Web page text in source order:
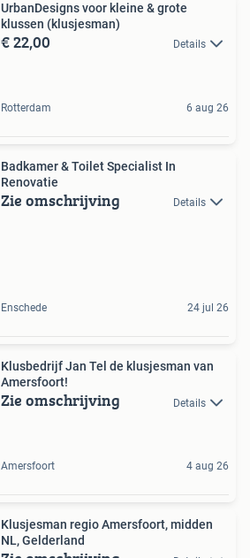
UrbanDesigns voor kleine & grote
klussen (klusjesman)
€ 22,00 Details
Rotterdam 6 aug 26
Badkamer & Toilet Specialist In
Renovatie
Zie omschrijving Details
Enschede 24 jul 26
Klusbedrijf Jan Tel de klusjesman van
Amersfoort!
Zie omschrijving Details
Amersfoort 4 aug 26
Klusjesman regio Amersfoort, midden
NL, Gelderland